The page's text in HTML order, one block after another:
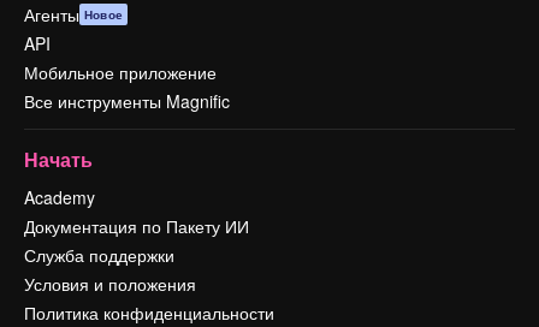
Агенты Новое
API
Мобильное приложение
Все инструменты Magnific
Начать
Academy
Документация по Пакету ИИ
Служба поддержки
Условия и положения
Политика конфиденциальности